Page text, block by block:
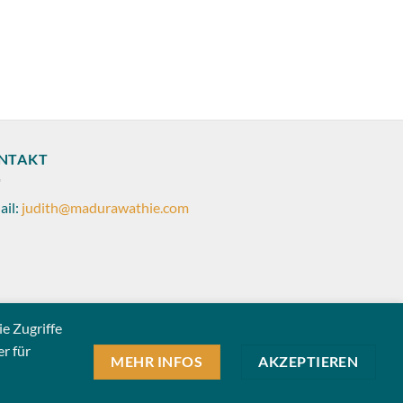
judith@madurawathie.com
PayPal
Zugriffe
für
MEHR INFOS AKZEPTIEREN